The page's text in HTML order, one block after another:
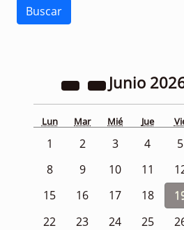
Junio
Lun Mar Mié Jue
1 2 3 4 5
8
9 10 11
15
16 17 18
22
23 24 25